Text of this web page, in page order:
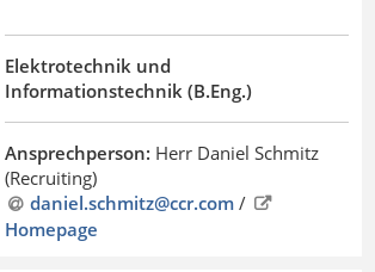
Elektrotechnik und
Informationstechnik (B.Eng.)
Ansprechperson: Herr Daniel Schmitz
(Recruiting)
daniel.schmitz@ccr.com/
Homepage